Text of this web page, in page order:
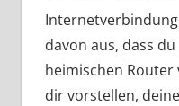
davon aus, dass
heimischen
dir vorstellen,